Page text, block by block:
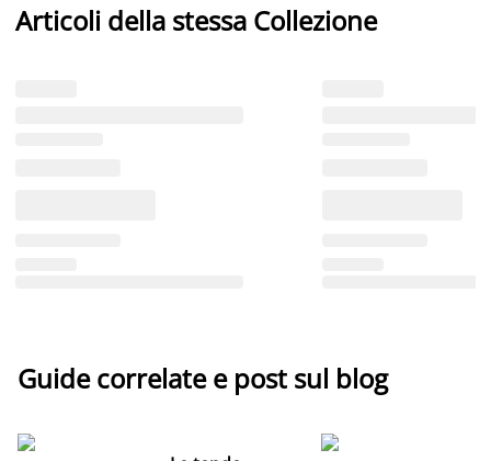
Articoli della stessa Collezione
Guide correlate e post sul blog